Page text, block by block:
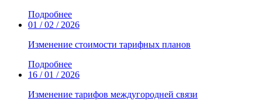
Подробнее
01 / 02 / 2026
Изменение стоимости тарифных планов
Подробнее
16 / 01 / 2026
Изменение тарифов междугородней связи